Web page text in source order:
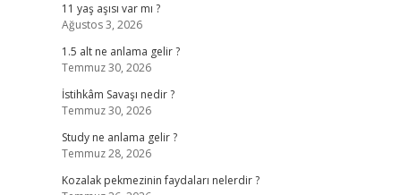
11 yaş aşısı var mı ?
Ağustos 3, 2026
1.5 alt ne anlama gelir ?
Temmuz 30, 2026
İstihkâm Savaşı nedir ?
Temmuz 30, 2026
Study ne anlama gelir ?
Temmuz 28, 2026
Kozalak pekmezinin faydaları nelerdir ?